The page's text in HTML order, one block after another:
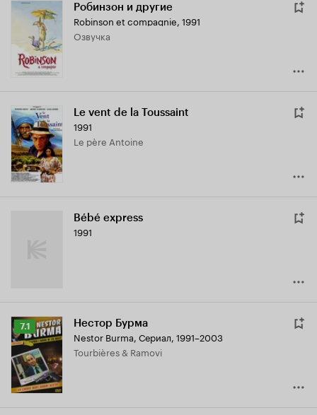
Робинзон и другие
Robinson et compagnie, 1991
озвучка
Le vent de la Toussaint
1991
Le père Antoine
Bébé express
1991
Рейтинг
Кинопоиска
7.1
7.1 Нестор Бурма
Nestor Burma, Сериал, 1991–2003
Tourbières & Ramovi